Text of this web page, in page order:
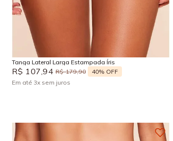
Adicionar na sacola
Tanga Lateral Larga Estampada Íris
R$ 107,94 R$ 179,90 40% OFF
Em até 3x sem juros